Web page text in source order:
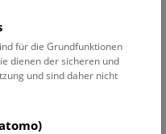
Saurier. Diese
es möglich, die
hautnah zu erleben!
bietet sie verblüffende
für die Grundfunktionen
dienen der sicheren und
und sind daher nicht